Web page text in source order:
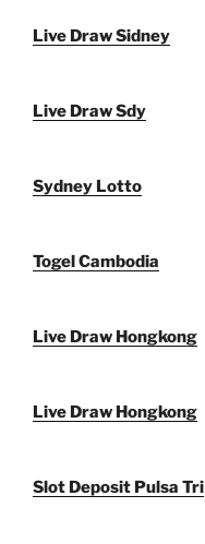
Live Draw Sidney
Live Draw Sdy
Sydney Lotto
Togel Cambodia
Live Draw Hongkong
Live Draw Hongkong
Slot Deposit Pulsa Tri